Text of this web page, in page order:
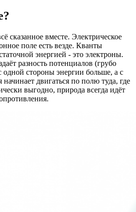
сказанное вместе. Электрическое
поле есть везде. Кванты
энергией - это электроны.
разность потенциалов (грубо
одной стороны энергии больше, а с
двигаться по полю туда, где
выгодно, природа всегда идёт